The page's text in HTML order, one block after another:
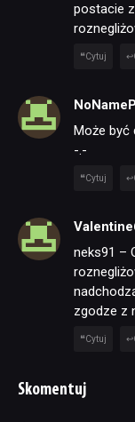
postacie
Cytuj
Może być
-.-
Cytuj
neks91 –
zgodze z
Cytuj
Skomentuj